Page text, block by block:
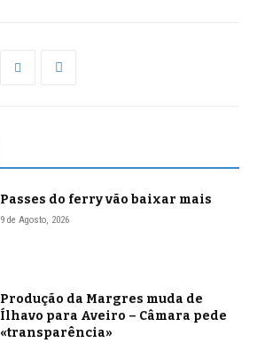
Passes do ferry vão baixar mais
9 de Agosto, 2026
Produção da Margres muda de
Ílhavo para Aveiro – Câmara pede
«transparência»